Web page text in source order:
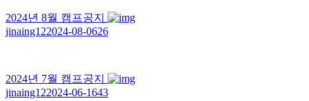
2024년 8월 캠프공지
jinaing122024-08-0626
2024년 7월 캠프공지
jinaing122024-06-1643